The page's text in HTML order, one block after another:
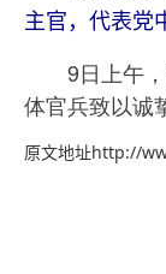
主官，代表党
9日上午，
体官兵致以诚
原文地址http://